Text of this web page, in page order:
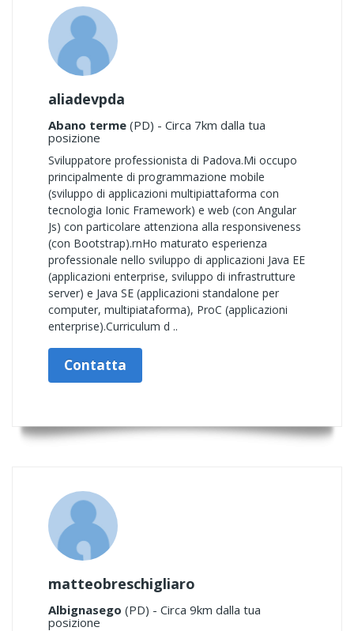
aliadevpda
Abano terme (PD) - Circa 7km dalla tua
posizione
Sviluppatore professionista di Padova.Mi occupo
principalmente di programmazione mobile
(sviluppo di applicazioni multipiattaforma con
tecnologia Ionic Framework) e web (con Angular
Js) con particolare attenziona alla responsiveness
(con Bootstrap).rnHo maturato esperienza
professionale nello sviluppo di applicazioni Java EE
(applicazioni enterprise, sviluppo di infrastrutture
server) e Java SE (applicazioni standalone per
computer, multipiataforma), ProC (applicazioni
enterprise).Curriculum d ..
Contatta
matteobreschigliaro
Albignasego (PD) - Circa 9km dalla tua
posizione